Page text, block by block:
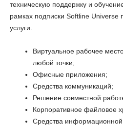
техническую поддержку и
рамках подписки Softline
услуги:
Виртуальное рабочее
любой точки;
Офисные приложения;
Средства коммуникаций;
Решение совместной
Корпоративное файловое
Средства информационной